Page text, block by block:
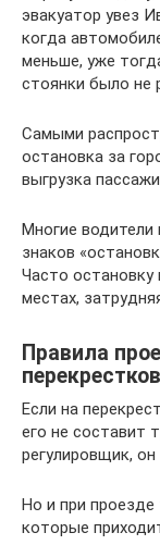
эвакуатор увез
когда
меньше, уже
стоянки было не
Самыми
остановка за
выгрузка
Многие водители
знаков
Часто
местах,
Правила
перекрестков
Если на
его не составит
регулировщик,
Но и при проезде
которые